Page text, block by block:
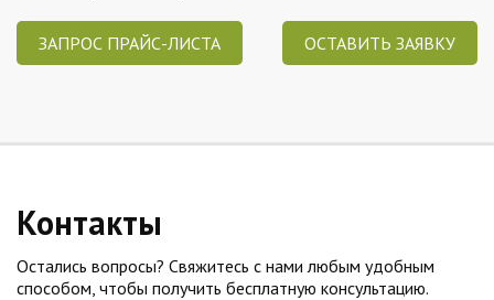
ЗАПРОС ПРАЙС-ЛИСТА ОСТАВИТЬ ЗАЯВКУ
Контакты
Остались вопросы? Свяжитесь с нами любым удобным
способом, чтобы получить бесплатную консультацию.